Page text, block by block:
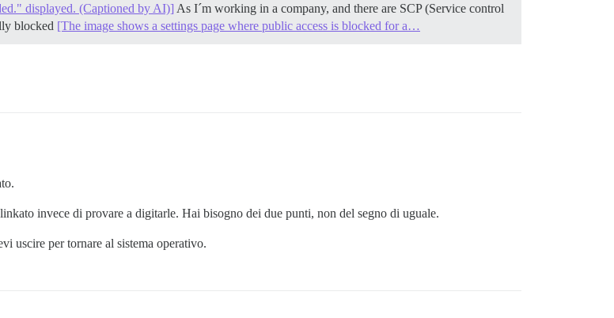
displayed. (Captioned by AI)] As I´m working in a company, and there are SCP (Service control
blocked [The image shows a settings page where public access is blocked for a…
invece di provare a digitarle. Hai bisogno dei due punti, non del segno di uguale.
uscire per tornare al sistema operativo.